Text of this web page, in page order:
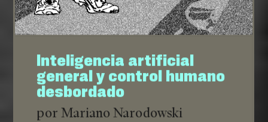
Inteligencia artificial
general y control humano
desbordado
por Mariano Narodowski